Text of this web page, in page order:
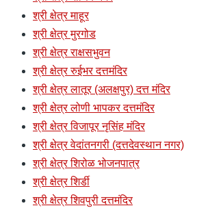
श्री क्षेत्र माहूर
श्री क्षेत्र मुरगोड
श्री क्षेत्र राक्षसभुवन
श्री क्षेत्र रुईभर दत्तमंदिर
श्री क्षेत्र लातूर (अलक्षपुर) दत्त मंदिर
श्री क्षेत्र लोणी भापकर दत्तमंदिर
श्री क्षेत्र विजापूर नृसिंह मंदिर
श्री क्षेत्र वेदांतनगरी (दत्तदेवस्थान नगर)
श्री क्षेत्र शिरोळ भोजनपात्र
श्री क्षेत्र शिर्डी
श्री क्षेत्र शिवपुरी दत्तमंदिर